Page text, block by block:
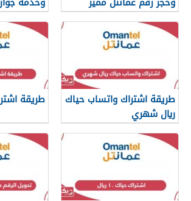
طريقة اشتراك واتساب حياك
ريال شهري
طريقة اشتراك